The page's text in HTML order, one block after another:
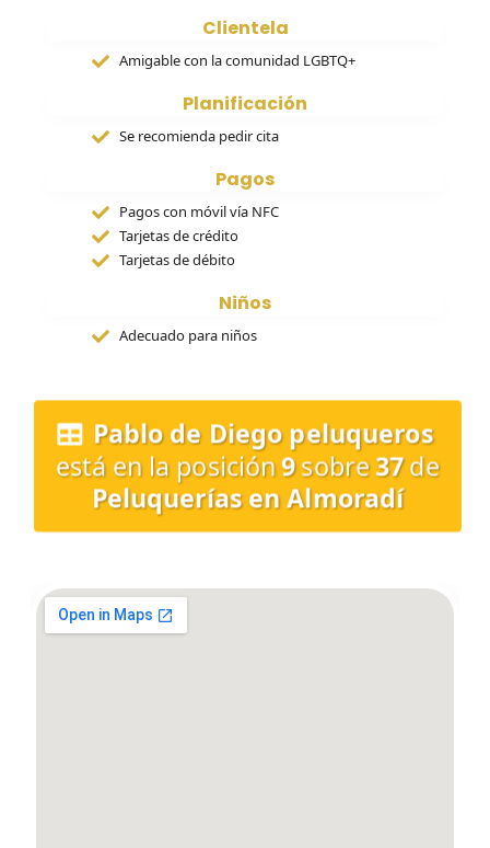
Clientela
Amigable con la comunidad LGBTQ+
Planificación
Se recomienda pedir cita
Pagos
Pagos con móvil vía NFC
Tarjetas de crédito
Tarjetas de débito
Niños
Adecuado para niños
Pablo de Diego peluqueros
está en la posición9sobre37 de
Peluquerías en Almoradí